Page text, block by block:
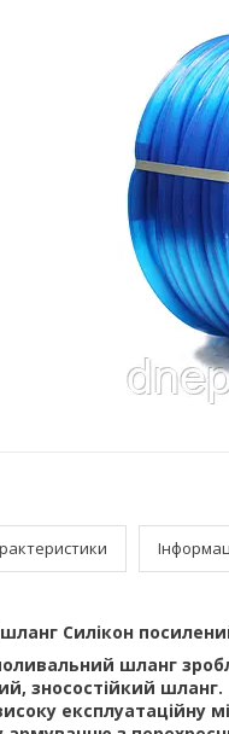
Силікон
шланг
зносостійкий шланг.
експлуатаційну